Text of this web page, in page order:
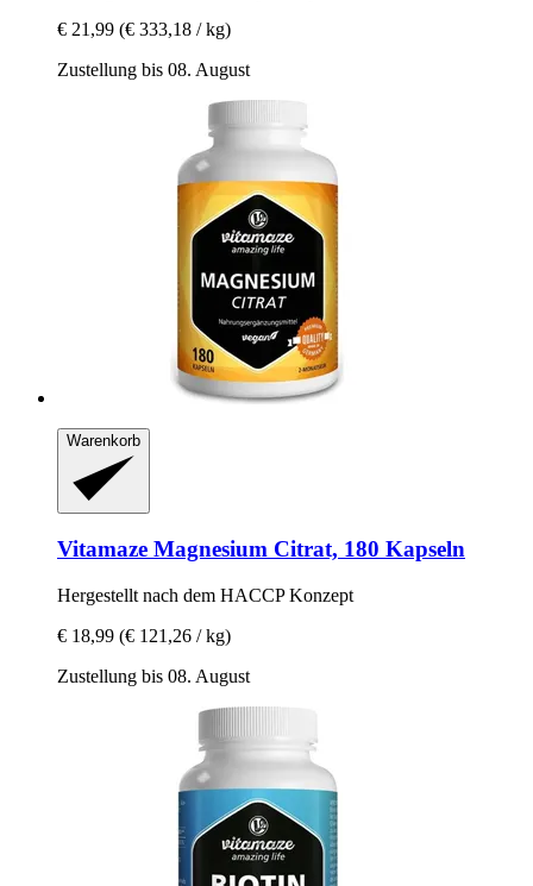
€ 21,99 (€ 333,18 / kg)
Zustellung bis 08. August
Warenkorb
Vitamaze Magnesium Citrat, 180 Kapseln
Hergestellt nach dem HACCP Konzept
€ 18,99 (€ 121,26 / kg)
Zustellung bis 08. August